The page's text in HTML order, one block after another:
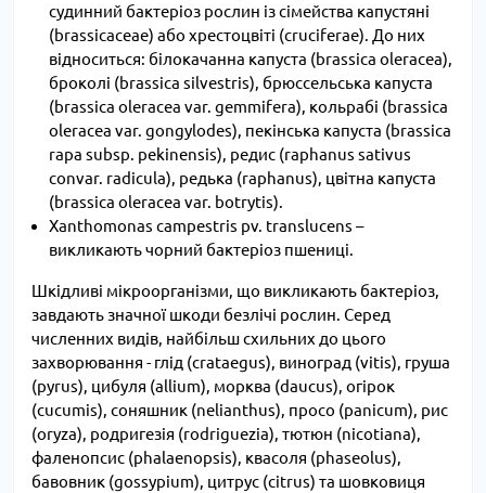
судинний бактеріоз рослин із сімейства капустяні
(brassicaceae) або хрестоцвіті (cruciferae). До них
відноситься: білокачанна капуста (brassica oleracea),
броколі (brassica silvestris), брюссельська капуста
(brassica oleracea var. gemmifera), кольрабі (brassica
oleracea var. gongylodes), пекінська капуста (brassica
rapa subsp. pekinensis), редис (raphanus sativus
convar. radicula), редька (raphanus), цвітна капуста
(brassica oleracea var. botrytis).
Хanthomonas campestris pv. translucens –
викликають чорний бактеріоз пшениці.
Шкідливі мікроорганізми, що викликають бактеріоз,
завдають значної шкоди безлічі рослин. Серед
численних видів, найбільш схильних до цього
захворювання - глід (сrataegus), виноград (vitis), груша
(pyrus), цибуля (allium), морква (daucus), огірок
(сucumis), соняшник (nelianthus), просо (panicum), рис
(oryza), родригезія (rodriguezia), тютюн (nicotiana),
фаленопсис (phalaenopsis), квасоля (phaseolus),
бавовник (gossypium), цитрус (citrus) та шовковиця